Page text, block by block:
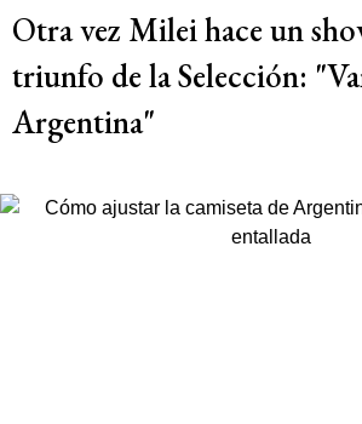
Otra vez Milei hace un
triunfo de la Selección:
Argentina"